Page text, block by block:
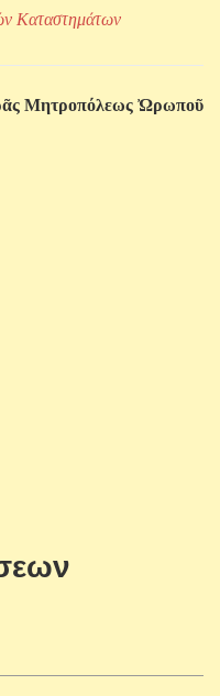
Kαταστημάτων
Μητροπόλεως Ὠρωποῦ